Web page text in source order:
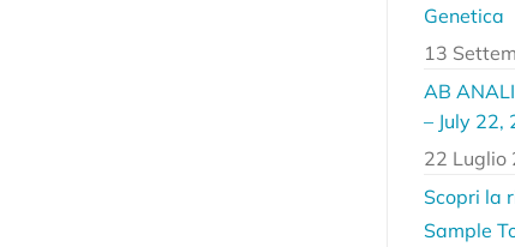
Genetica
13
AB
– July 22,
22 Luglio
Scopri la
Sample